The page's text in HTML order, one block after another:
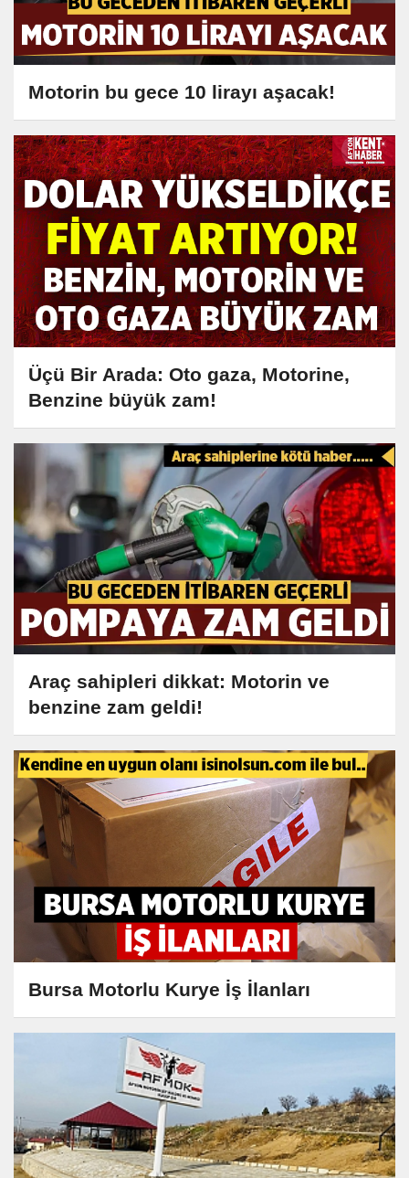
Motorin bu gece 10 lirayı aşacak!
Üçü Bir Arada: Oto gaza, Motorine,
Benzine büyük zam!
Araç sahipleri dikkat: Motorin ve
benzine zam geldi!
Bursa Motorlu Kurye İş İlanları